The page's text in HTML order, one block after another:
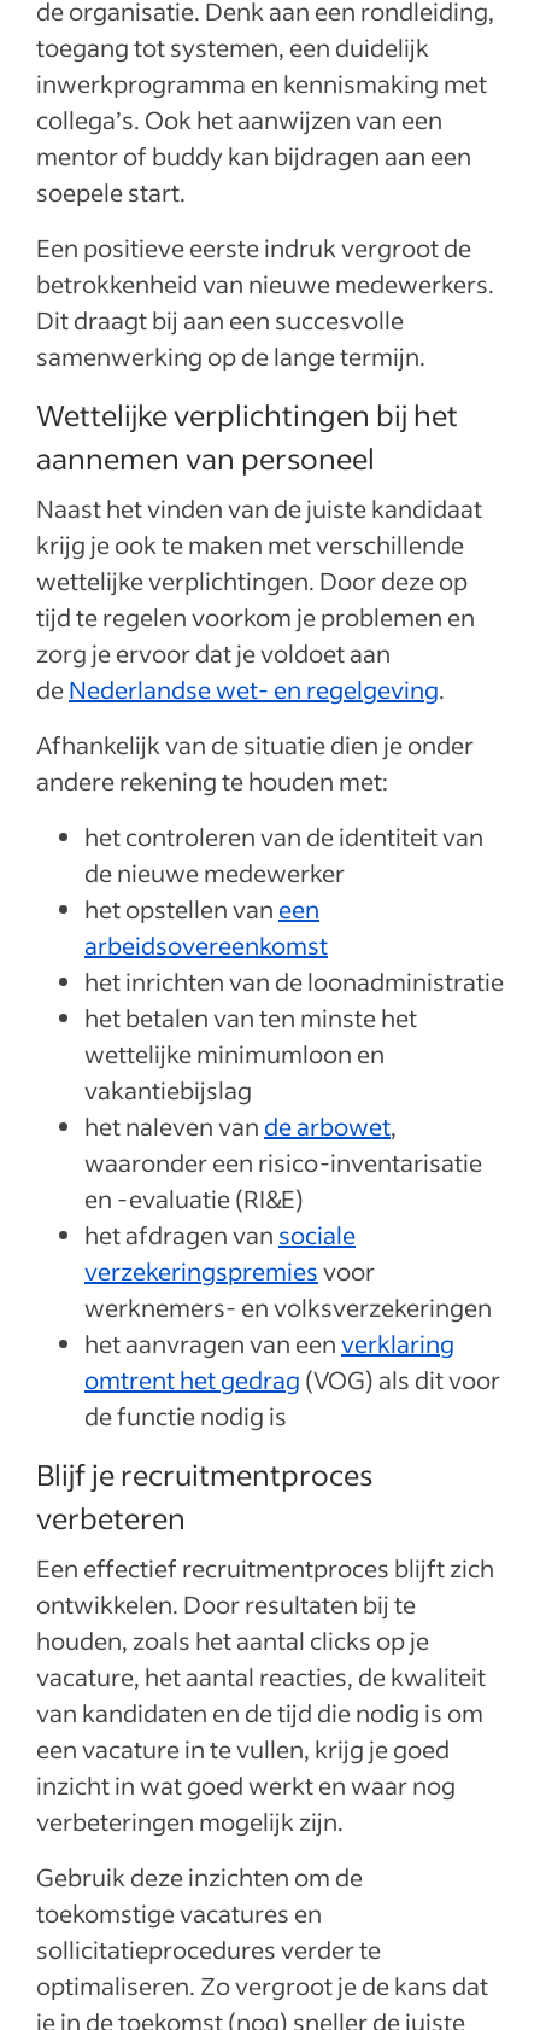
de organisatie. Denk aan een rondleiding,
toegang tot systemen, een duidelijk
inwerkprogramma en kennismaking met
collega’s. Ook het aanwijzen van een
mentor of buddy kan bijdragen aan een
soepele start.
Een positieve eerste indruk vergroot de
betrokkenheid van nieuwe medewerkers.
Dit draagt bij aan een succesvolle
samenwerking op de lange termijn.
Wettelijke verplichtingen bij het
aannemen van personeel
Naast het vinden van de juiste kandidaat
krijg je ook te maken met verschillende
wettelijke verplichtingen. Door deze op
tijd te regelen voorkom je problemen en
zorg je ervoor dat je voldoet aan
deNederlandse wet- en regelgeving.
Afhankelijk van de situatie dien je onder
andere rekening te houden met:
het controleren van de identiteit van
de nieuwe medewerker
het opstellen van een
arbeidsovereenkomst
het inrichten van de loonadministratie
het betalen van ten minste het
wettelijke minimumloon en
vakantiebijslag
het naleven van de arbowet,
waaronder een risico-inventarisatie
en -evaluatie (RI&E)
het afdragen van sociale
verzekeringspremiesvoor
werknemers- en volksverzekeringen
het aanvragen van eenverklaring
omtrent het gedrag (VOG) als dit voor
de functie nodig is
Blijf je recruitmentproces
verbeteren
Een effectief recruitmentproces blijft zich
ontwikkelen. Door resultaten bij te
houden, zoals het aantal clicks op je
vacature, het aantal reacties, de kwaliteit
van kandidaten en de tijd die nodig is om
een vacature in te vullen, krijg je goed
inzicht in wat goed werkt en waar nog
verbeteringen mogelijk zijn.
Gebruik deze inzichten om de
toekomstige vacatures en
sollicitatieprocedures verder te
optimaliseren. Zo vergroot je de kans dat
je in de toekomst (nog) sneller de juiste